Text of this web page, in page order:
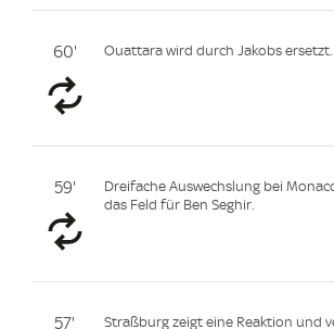
60' Ouattara wird durch Jakobs ersetzt.
59'
Dreifache Auswechslung bei
das Feld für Ben Seghir.
57'
Straßburg zeigt eine Reaktion und